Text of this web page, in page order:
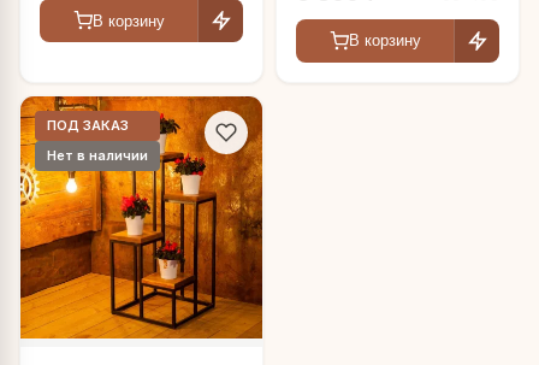
В корзину
В корзину
ПОД ЗАКАЗ
Нет в наличии